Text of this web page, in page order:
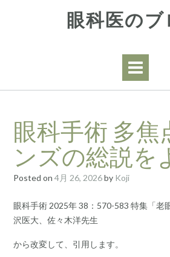
眼科医のブ
眼科手術 多焦
ンズの総説を
Posted on 4月 26, 2026by Koji
眼科手術 2025年 38：570-583 特集「老
沢医大、佐々木洋先生
から改変して、引用します。